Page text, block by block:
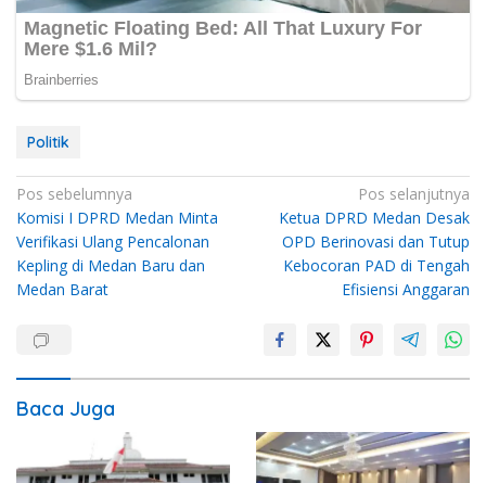
Politik
Navigasi
pos
Pos sebelumnya
Komisi I DPRD Medan Minta
Verifikasi Ulang Pencalonan
Kepling di Medan Baru dan
Medan Barat
Pos selanjutnya
Ketua DPRD Medan Desak
OPD Berinovasi dan Tutup
Kebocoran PAD di Tengah
Efisiensi Anggaran
Baca Juga